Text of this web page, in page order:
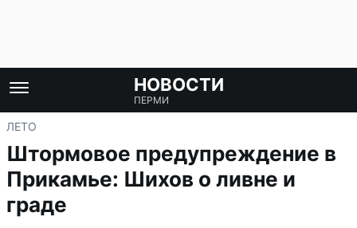
НОВОСТИ
ПЕРМИ
ЛЕТО
Штормовое предупреждение в
Прикамье: Шихов о ливне и
граде